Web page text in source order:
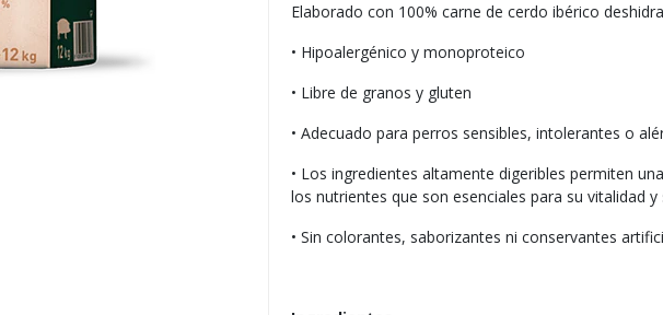
Elaborado con 100% carne de cerdo ibérico
• Hipoalergénico y monoproteico
• Libre de granos y gluten
• Adecuado para perros sensibles, intolerantes o
• Los ingredientes altamente digeribles permiten
los nutrientes que son esenciales para su vitalidad y
• Sin colorantes, saborizantes ni conservantes